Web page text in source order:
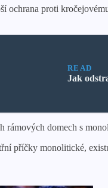
ochrana proti
READ
Jak
domech s
příčky monolitické,